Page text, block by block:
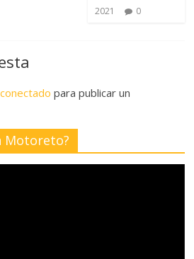
2021
0
conectado para publicar un
Motoreto?